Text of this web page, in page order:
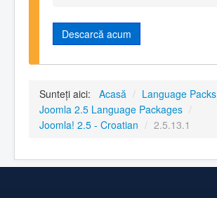
Descarcă acum
Sunteți aici: Acasă / Language Packs
Joomla 2.5 Language Packages /
Joomla! 2.5 - Croatian / 2.5.13.1